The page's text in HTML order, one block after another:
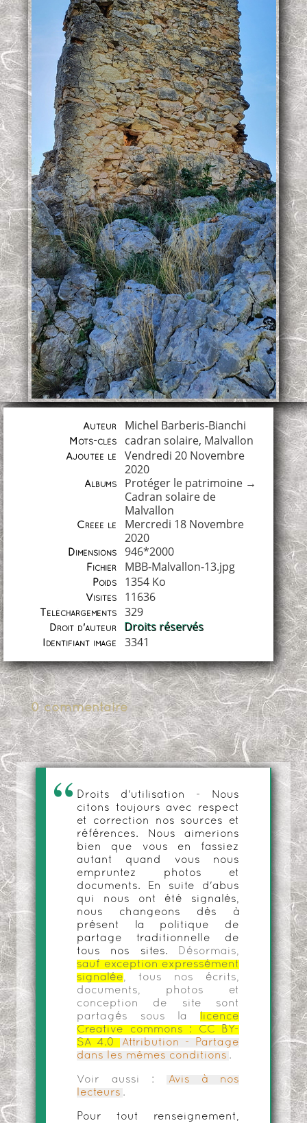
Auteur Michel Barberis-Bianchi
Mots-clés cadran solaire, Malvallon
Ajoutée le
Vendredi 20 Novembre
2020
Albums Protéger le patrimoine→
Cadran solaire de
Malvallon
Créée le
Mercredi 18 Novembre
2020
Dimensions 946*2000
Fichier MBB-Malvallon-13.jpg
Poids 1354 Ko
Visites 11636
Téléchargements 329
Droit d'auteur Droits réservés
Identifiant image 3341
0 commentaire
Droits d'utilisation - Nous
citons toujours avec respect
et correction nos sources et
références. Nous aimerions
bien que vous en fassiez
autant quand vous nous
empruntez photos et
documents. En suite d'abus
qui nous ont été signalés,
nous changeons dès à
présent la politique de
partage traditionnelle de
tous nos sites.
Désormais,
sauf exception expressément
signalée , tous nos écrits,
documents, photos et
conception de site sont
partagés sous la
licence
Creative commons :
CC BY-
SA 4.0
Attribution - Partage
dans les mêmes conditions .
Voir aussi :
Avis à nos
lecteurs .
Pour tout renseignement,